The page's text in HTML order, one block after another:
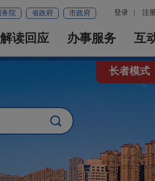
登录 注
务院 省政府 市政府
解读回应 办事服务 互
长者模式